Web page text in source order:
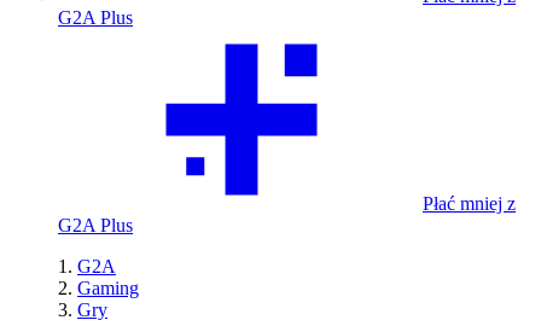
G2A Plus
Płać mniej z
G2A Plus
G2A
Gaming
Gry